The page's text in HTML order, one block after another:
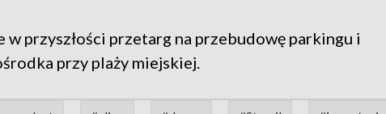
w przyszłości przetarg na przebudowę parkingu i
przy plaży miejskiej.